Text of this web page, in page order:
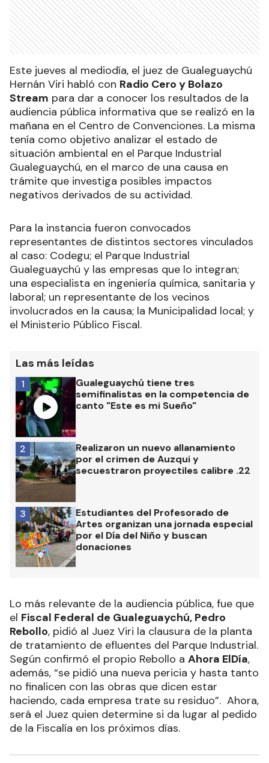
Este jueves al mediodía, el juez de Gualeguaychú
Hernán Viri habló con Radio Cero y Bolazo
Stream para dar a conocer los resultados de la
audiencia pública informativa que se realizó en la
mañana en el Centro de Convenciones. La misma
tenía como objetivo analizar el estado de
situación ambiental en el Parque Industrial
Gualeguaychú, en el marco de una causa en
trámite que investiga posibles impactos
negativos derivados de su actividad.
Para la instancia fueron convocados
representantes de distintos sectores vinculados
al caso: Codegu; el Parque Industrial
Gualeguaychú y las empresas que lo integran;
una especialista en ingeniería química, sanitaria y
laboral; un representante de los vecinos
involucrados en la causa; la Municipalidad local; y
el Ministerio Público Fiscal.
Las más leídas
Gualeguaychú tiene tres
semifinalistas en la competencia de
canto "Este es mi Sueño"
1
Realizaron un nuevo allanamiento
por el crimen de Auzqui y
secuestraron proyectiles calibre .22
2
Estudiantes del Profesorado de
Artes organizan una jornada especial
por el Día del Niño y buscan
donaciones
3
Lo más relevante de la audiencia pública, fue que
el Fiscal Federal de Gualeguaychú, Pedro
Rebollo, pidió al Juez Viri la clausura de la planta
de tratamiento de efluentes del Parque Industrial.
Según confirmó el propio Rebollo a Ahora ElDía,
además, “se pidió una nueva pericia y hasta tanto
no finalicen con las obras que dicen estar
haciendo, cada empresa trate su residuo”. Ahora,
será el Juez quien determine si da lugar al pedido
de la Fiscalía en los próximos días.